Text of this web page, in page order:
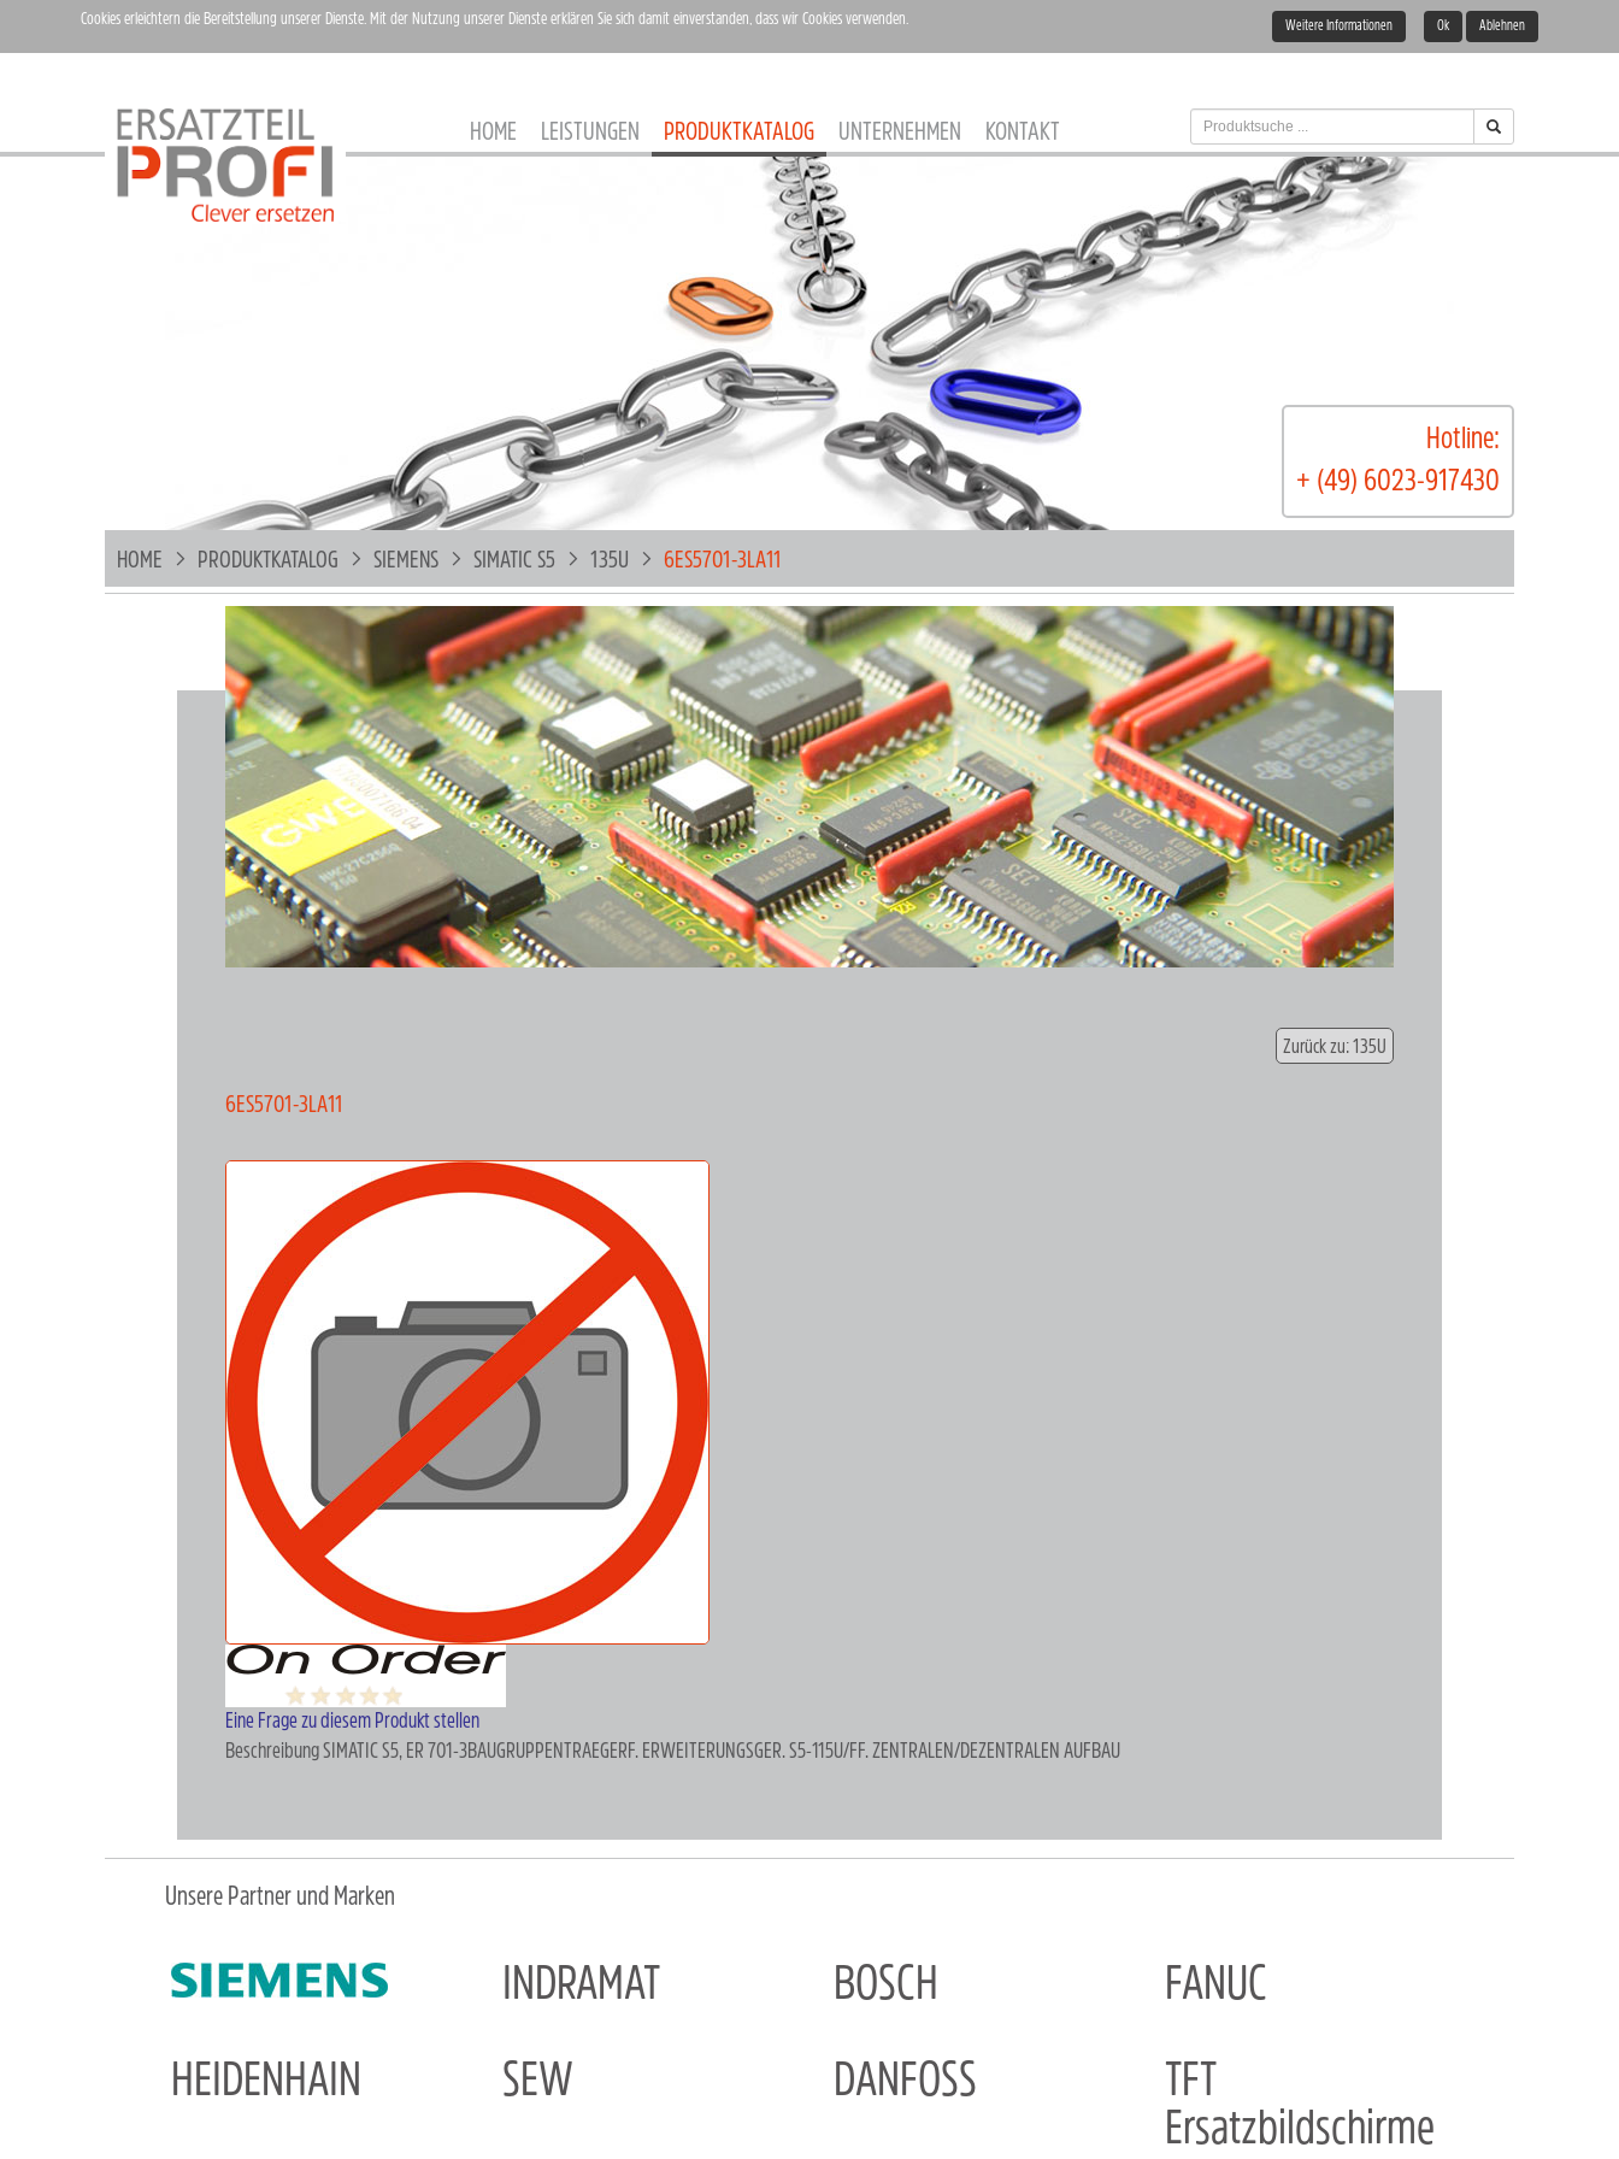
HOME LEISTUNGEN PRODUKTKATALOG UNTERNEHMEN KONTAKT
Hotline:
+ (49) 6023-917430
HOME PRODUKTKATALOG SIEMENS SIMATIC S5 135U 6ES5701-3LA11
Zurück zu: 135U
6ES5701-3LA11
Eine Frage zu diesem Produkt stellen
BeschreibungSIMATIC S5, ER 701-3BAUGRUPPENTRAEGERF. ERWEITERUNGSGER. S5-115U/FF. ZENTRALEN/DEZENTRALEN AUFBAU
Unsere Partner und Marken
INDRAMAT BOSCH
FANUC
HEIDENHAIN
SEW DANFOSS
TFT
Ersatzbildschirme
Cookies erleichtern die Bereitstellung unserer Dienste. Mit der Nutzung unserer Dienste erklären Sie sich damit einverstanden, dass wir Cookies verwenden. Weitere Informationen Ok Ablehnen